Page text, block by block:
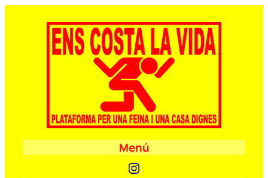
Menú
Instagram